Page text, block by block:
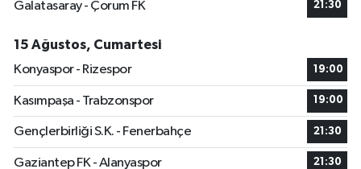
Galatasaray - Çorum FK
21:30
15 Ağustos, Cumartesi
Konyaspor - Rizespor
19:00
Kasımpaşa - Trabzonspor 19:00
Gençlerbirliği S.K. - Fenerbahçe 21:30
Gaziantep FK - Alanyaspor 21:30